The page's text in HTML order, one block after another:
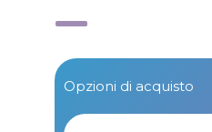
Opzioni di acquisto